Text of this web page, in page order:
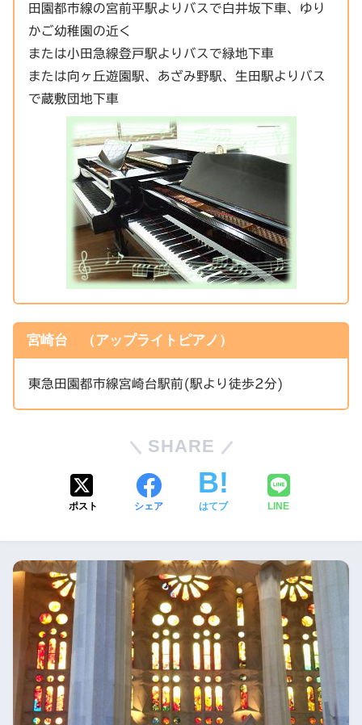
田園都市線の宮前平駅よりバスで白井坂下車、ゆり
かご幼稚園の近く
または小田急線登戸駅よりバスで緑地下車
または向ヶ丘遊園駅、あざみ野駅、生田駅よりバス
で蔵敷団地下車
宮崎台 （アップライトピアノ）
東急田園都市線宮崎台駅前(駅より徒歩2分)
SHARE
ポスト シェア はてブ LINE